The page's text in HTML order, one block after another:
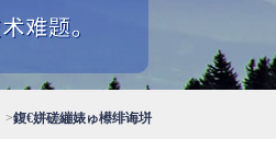
>鍑€姘磋繃婊ゅ櫒绯诲垪